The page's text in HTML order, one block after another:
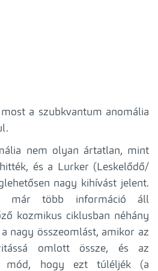
a szubkvantum anomália
nem olyan ártatlan, mint
és a Lurker (Leskelődő/
nagy kihívást jelent.
már több információ áll
kozmikus ciklusban néhány
nagy összeomlást, amikor az
omlott össze, és az
mód, hogy ezt túléljék (a